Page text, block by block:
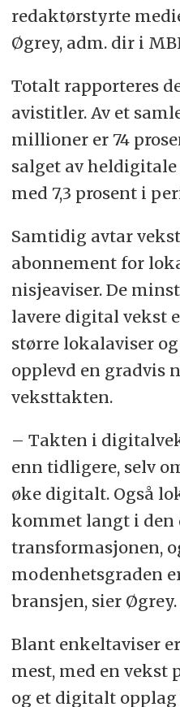
redaktørstyrte
Øgrey, adm. dir i
Totalt rapporteres
avistitler. Av et
millioner er 74
salget av
med 7,3 prosent i
Samtidig avtar
abonnement for
nisjeaviser. De
lavere digital vekst
større lokalaviser
opplevd en gradvis
veksttakten.
– Takten i
enn tidligere, selv
øke digitalt. Også
kommet langt i den
transformasjonen,
modenhetsgraden
bransjen, sier Øgrey.
Blant enkeltaviser
mest, med en vekst
og et digitalt